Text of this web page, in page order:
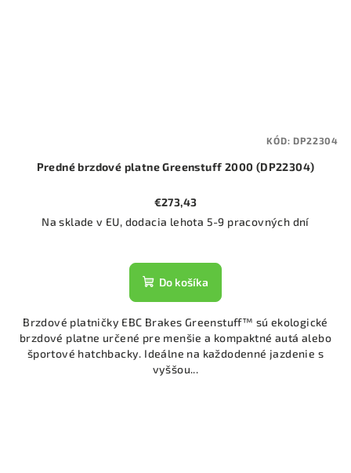
Predné brzdové platne Greenstuff 2000 (DP22304)
€273,43
Na sklade v EU, dodacia lehota 5-9 pracovných dní
Do košíka
Brzdové platničky EBC Brakes Greenstuff™ sú ekologické
brzdové platne určené pre menšie a kompaktné autá alebo
športové hatchbacky. Ideálne na každodenné jazdenie s
vyššou...
KÓD:DP22304